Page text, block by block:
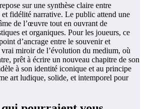
sur une synthèse claire entre
fidélité narrative. Le public attend une
de l’œuvre tout en ouvrant de
et organiques. Pour les joueurs, ce
d’ancrage entre le souvenir et
vrai miroir de l’évolution du medium, où
prêt à écrire un nouveau chapitre de son
à son identité iconique et au principe
art ludique, solide, et intemporel pour